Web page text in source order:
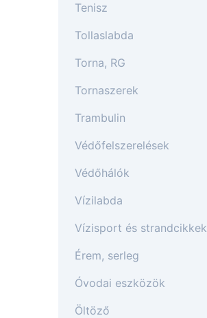
Tenisz
Tollaslabda
Torna, RG
Tornaszerek
Trambulin
Védőfelszerelések
Védőhálók
Vízilabda
Vízisport és strandcikkek
Érem, serleg
Óvodai eszközök
Öltöző